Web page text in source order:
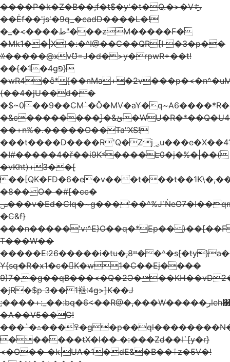
����P�k�Z�B��;f�t$�y'�t�Q.�>�Vち
��Ėf��'js'�9q_�cadD����L�!
�_�<����ط"���zM�����F�
�Mk1��|X)�:�^I@��C��QR[I �3�p��
ꊗ�����@xvƱ=J�d�>y�rpwR+��t!
��{�1�4gפ}
�wR4�ȇ*
(��4�jU��d��
�$~0��9��CM`�Ŏ�MV�aY�
�&c��������͙]�&ئ�WU�R�*��Q�U44�� w&-}A�S���pE"K���[�
��+n%�.�����O��Ta"XS!
���t����D����R'Q�Zj؃u���e�X��4?
�I#�����4�ř��i9K˂����Է0�j�%�|��(
�vKht)+3��[
�8�� O� �#[�cc�
ݾ���v�Ed�CIq�~g���'��^%JߵǸeO7�I��qmG��
�C&f}
���n�����'v:^E}O��q�*Ep��
T���W��
�����E:26�����i�tu�,ײ8��^�s[�ty}a����ǉ��<���<�
Y{sq�R�x1�c�񛍜K�w1�C��Ej����
�jR�$p 3�� 1褪:4g>]K��J
;����+:_��:bq�6<��R@�,���W�����رleh΃'��>�n�]�L�_.&��^�YR��M��q��ݴ�/
�A��V5��G!
���`�∴���ߐ�g�p��ql��������N�Lm����͖v$�f��u�C��j���
��� ���tX�l�� �:���Zd��l`[y�r}
<�O�� �k|UA�1�dE&�B��ٱz�5V�!